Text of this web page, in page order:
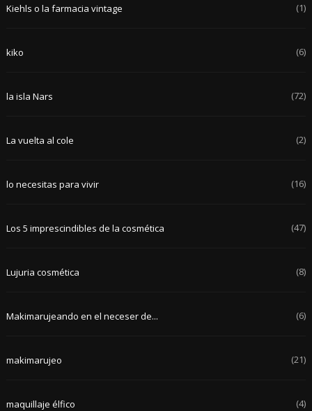
Kiehls o la farmacia vintage (1)
kiko (6)
la isla Nars (72)
La vuelta al cole (2)
lo necesitas para vivir (16)
Los 5 imprescindibles de la cosmética (47)
Lujuria cosmética (8)
Makimarujeando en el neceser de... (6)
makimarujeo (21)
maquillaje élfico (4)